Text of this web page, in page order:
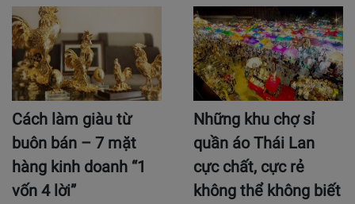
Cách làm giàu từ
buôn bán – 7 mặt
hàng kinh doanh “1
vốn 4 lời”
Những khu chợ sỉ
quần áo Thái Lan
cực chất, cực rẻ
không thể không biết